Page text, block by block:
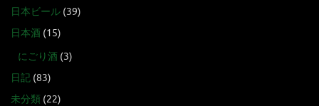
日本ビール (39)
日本酒 (15)
にごり酒 (3)
日記 (83)
未分類 (22)